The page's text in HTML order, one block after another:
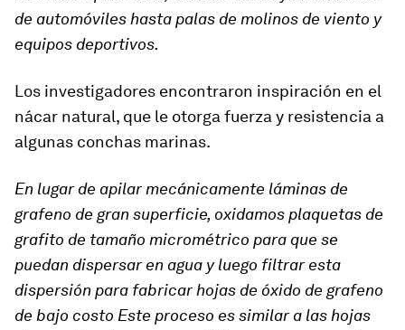
de automóviles hasta palas de molinos de viento y
equipos deportivos.
Los investigadores encontraron inspiración en el
nácar natural, que le otorga fuerza y resistencia a
algunas conchas marinas.
En lugar de apilar mecánicamente láminas de
grafeno de gran superficie, oxidamos plaquetas de
grafito de tamaño micrométrico para que se
puedan dispersar en agua y luego filtrar esta
dispersión para fabricar hojas de óxido de grafeno
de bajo costo Este proceso es similar a las hojas